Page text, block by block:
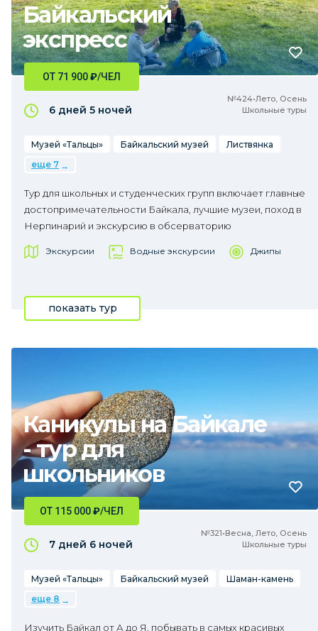
Байкальский
экспресс
№424•Лето, Осень
Школьные туры
ОТ 71 900₽/ЧЕЛ
6 дней 5 ночей
Музей «Тальцы» Байкальский музей
Листвянка
еще 7
Тур для школьных и студенческих групп включает главные
достопримечательности Байкала, лучшие музеи, поход в
Нерпинарий и экскурсию в обсерваторию
Экскурсии Водные экскурсии Джипы
показать тур
Каникулы на Байкале
- тур для
школьников
№321•Весна, Лето, Осень
Школьные туры
ОТ 115 000₽/ЧЕЛ
7 дней 6 ночей
Музей «Тальцы» Байкальский музей
Шаман-камень
еще 8
Изучить Байкал от А до Я, побывать в самых красивых